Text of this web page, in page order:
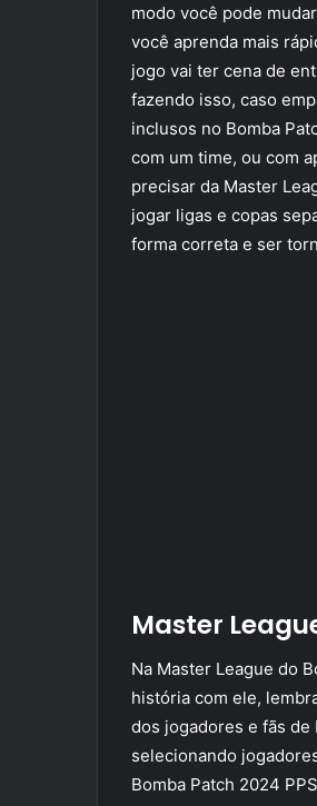
modo você pode
você aprenda mais
jogo vai ter cena de
fazendo isso, caso
inclusos no Bomba
com um time, ou com
precisar da Master
jogar ligas e copas
forma correta e ser
Master
Na Master League do
história com ele,
dos jogadores e fãs
selecionando
Bomba Patch 2024